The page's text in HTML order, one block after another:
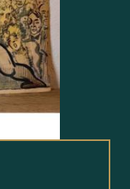
main propre
et déballages
5000euros,
toute question